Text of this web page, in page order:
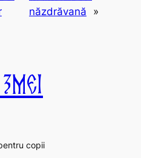
năzdrăvană
»
copii